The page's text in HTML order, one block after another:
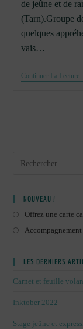
de jeûne et de
(Tarn).Groupe
quelques
vais…
Continuer La Lecture
NOUVEAU !
Offrez une carte
LES DERNIERS
Carnet et feuille
Inktober 2022
Stage jeûne et